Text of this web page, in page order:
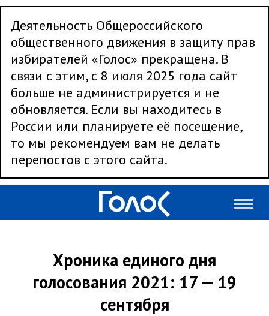
Деятельность Общероссийского
общественного движения в защиту прав
избирателей «Голос» прекращена. В
связи с этим, с 8 июля 2025 года сайт
больше не администрируется и не
обновляется. Если вы находитесь в
России или планируете её посещение,
то мы рекомендуем вам не делать
перепостов с этого сайта.
Хроника единого дня
голосования 2021: 17 — 19
сентября